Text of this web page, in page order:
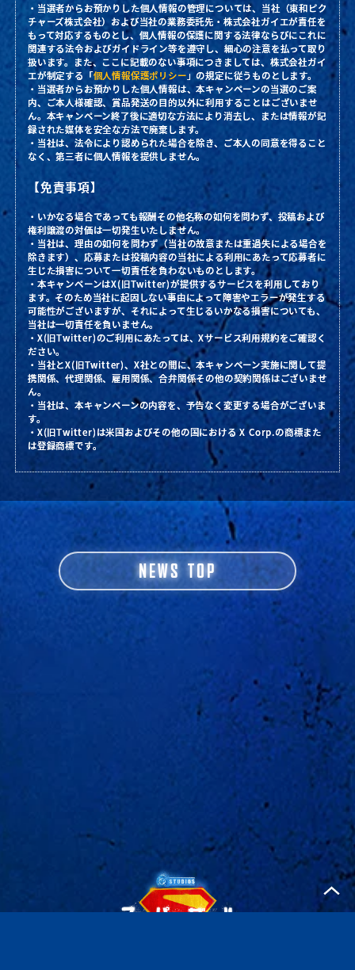
・当選者からお預かりした個人情報の管理については、当社（東和ピク
チャーズ株式会社）および当社の業務委託先・株式会社ガイエが責任を
もって対応するものとし、個人情報の保護に関する法律ならびにこれに
関連する法令およびガイドライン等を遵守し、細心の注意を払って取り
扱います。また、ここに記載のない事項につきましては、株式会社ガイ
エが制定する「個人情報保護ポリシー 」の規定に従うものとします。
・当選者からお預かりした個人情報は、本キャンペーンの当選のご案
内、ご本人様確認、賞品発送の目的以外に利用することはございませ
ん。本キャンペーン終了後に適切な方法により消去し、または情報が記
録された媒体を安全な方法で廃棄します。
・当社は、法令により認められた場合を除き、ご本人の同意を得ること
なく、第三者に個人情報を提供しません。
【免責事項】
・いかなる場合であっても報酬その他名称の如何を問わず、投稿および
権利譲渡の対価は一切発生いたしません。
・当社は、理由の如何を問わず（当社の故意または重過失による場合を
除きます）、応募または投稿内容の当社による利用にあたって応募者に
生じた損害について一切責任を負わないものとします。
・本キャンペーンはX(旧Twitter)が提供するサービスを利用しており
ます。そのため当社に起因しない事由によって障害やエラーが発生する
可能性がございますが、それによって生じるいかなる損害についても、
当社は一切責任を負いません。
・X(旧Twitter)のご利用にあたっては、Xサービス利用規約をご確認く
ださい。
・当社とX(旧Twitter)、X社との間に、本キャンペーン実施に関して提
携関係、代理関係、雇用関係、合弁関係その他の契約関係はございませ
ん。
・当社は、本キャンペーンの内容を、予告なく変更する場合がございま
す。
・X(旧Twitter)は米国およびその他の国における X Corp.の商標また
は登録商標です。
NEWS TOP